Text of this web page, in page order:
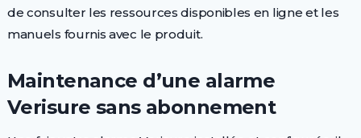
de consulter les ressources disponibles en ligne et les
manuels fournis avec le produit.
Maintenance d’une alarme
Verisure sans abonnement